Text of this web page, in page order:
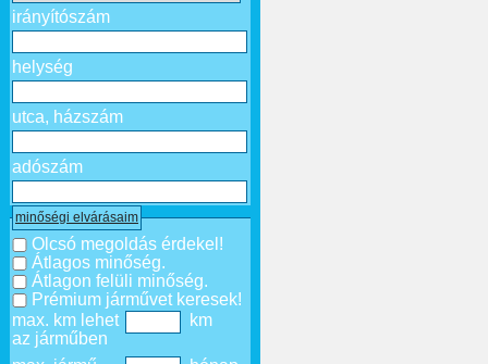
irányítószám
helység
utca, házszám
adószám
minőségi elvárásaim
Olcsó megoldás érdekel!
Átlagos minőség.
Átlagon felüli minőség.
Prémium járművet keresek!
max. km lehet
az járműben
km